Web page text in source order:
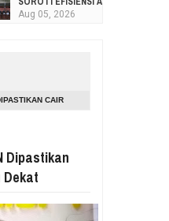
Aug 05, 2026
GUBERNUR YULIUS BAWAKAN
Aug 05, 2026
Aug 04, 2026
CAIR
Dipastikan
Dekat